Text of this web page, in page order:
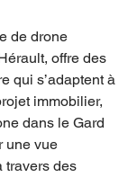
de drone
offre des
qui s’adaptent à
immobilier,
dans le Gard
une vue
travers des